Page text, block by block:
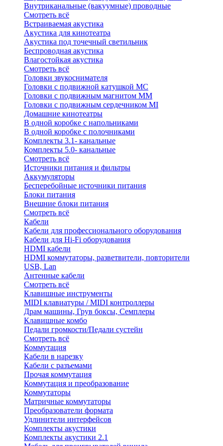
Внутриканальные (вакуумные) проводные
Смотреть всё
Встраиваемая акустика
Акустика для кинотеатра
Акустика под точечный светильник
Беспроводная акустика
Влагостойкая акустика
Смотреть всё
Головки звукоснимателя
Головки с подвижной катушкой MC
Головки с подвижным магнитом ММ
Головки с подвижным сердечником MI
Домашние кинотеатры
В одной коробке с напольниками
В одной коробке с полочниками
Комплекты 3.1- канальные
Комплекты 5.0- канальные
Смотреть всё
Источники питания и фильтры
Аккумуляторы
Бесперебойные источники питания
Блоки питания
Внешние блоки питания
Смотреть всё
Кабели
Кабели для профессионального оборудования
Кабели для Hi-Fi оборудования
HDMI кабели
HDMI коммутаторы, разветвители, повторители
USB, Lan
Антенные кабели
Смотреть всё
Клавишные инструменты
MIDI клавиатуры / MIDI контроллеры
Драм машины, Грув боксы, Семплеры
Клавишные комбо
Педали громкости/Педали сустейн
Смотреть всё
Коммутация
Кабели в нарезку
Кабели с разъемами
Прочая коммутация
Коммутация и преобразование
Коммутаторы
Матричные коммутаторы
Преобразователи формата
Удлинители интерфейсов
Комплекты акустики
Комплекты акустики 2.1